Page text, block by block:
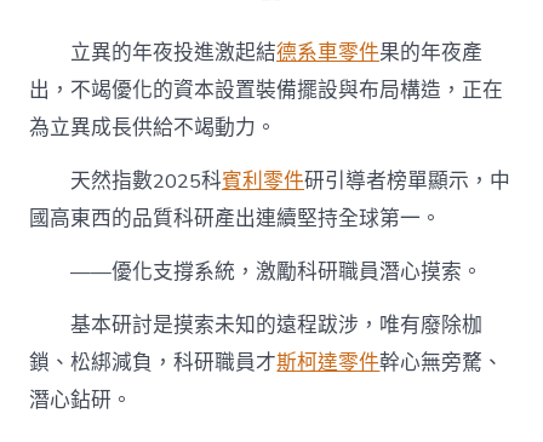
立異的年夜投進激起結德系車零件果的年夜產
出，不竭優化的資本設置裝備擺設與布局構造，正在
為立異成長供給不竭動力。
天然指數2025科賓利零件研引導者榜單顯示，中
國高東西的品質科研產出連續堅持全球第一。
——優化支撐系統，激勵科研職員潛心摸索。
基本研討是摸索未知的遠程跋涉，唯有廢除枷
鎖、松綁減負，科研職員才斯柯達零件幹心無旁騖、
潛心鉆研。